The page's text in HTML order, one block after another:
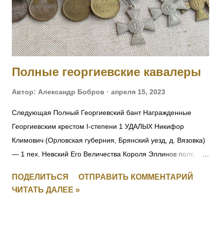
Полные георгиевские кавалеры
Автор: Александр Бобров апреля 15, 2023
Следующая Полный Георгиевский бант Награжденные
Георгиевским крестом I-степени 1 УДАЛЫХ Никифор
Климович (Орловская губерния, Брянский уезд, д. Вязовка)
— 1 пех. Невский Его Величества Короля Эллинов полк,
полка в Восточной Пруссии в середине августа 1914 г.
зарыл полковое знамя, дабы оно не досталось врагу.
ПОДЕЛИТЬСЯ
ОТПРАВИТЬ КОММЕНТАРИЙ
ЧИТАТЬ ДАЛЕЕ »